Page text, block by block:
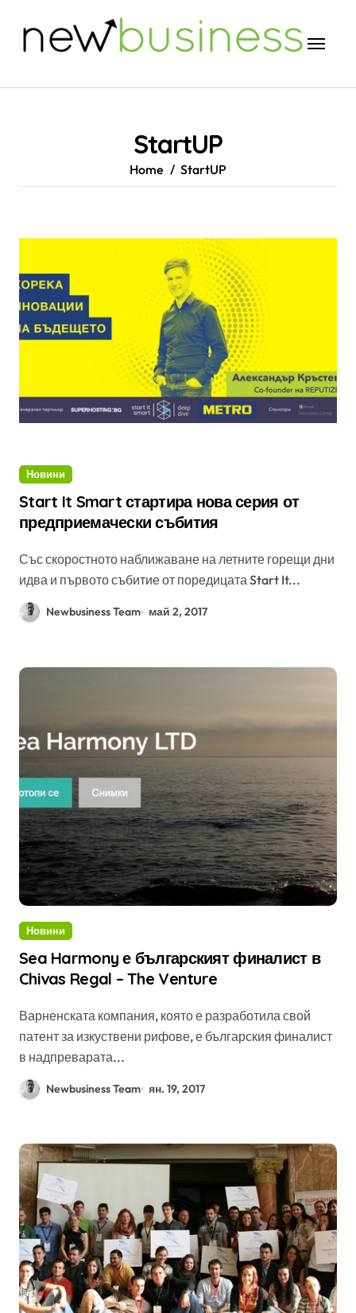
StartUP
Home StartUP
Новини
Start It Smart стартира нова серия от
предприемачески събития
Със скоростното наближаване на летните горещи дни
идва и първото събитие от поредицата Start It...
Newbusiness Team май 2, 2017
Новини
Sea Harmony е българският финалист в
Chivas Regal – The Venture
Варненската компания, която е разработила свой
патент за изкуствени рифове, е българския финалист
в надпреварата...
Newbusiness Team ян. 19, 2017